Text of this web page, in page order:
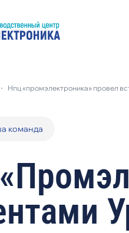
нпц «промэлектроника» провел
команда